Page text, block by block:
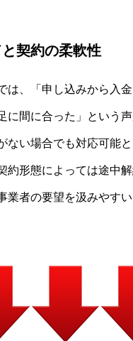
契約の柔軟性
は、「申し込みから入金
に間に合った」という
ない場合でも対応可能
約形態によっては途中
業者の要望を汲みやす